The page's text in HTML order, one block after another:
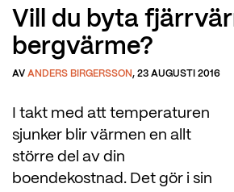
Vill du byta
bergvärme?
AV ANDERS BIRGERSSON , 23 AUGUSTI 2016
I takt med att temperaturen
sjunker blir värmen en allt
större del av din
boendekostnad. Det gör i sin